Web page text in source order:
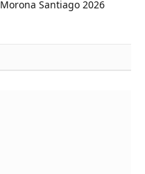
Morona Santiago 2026